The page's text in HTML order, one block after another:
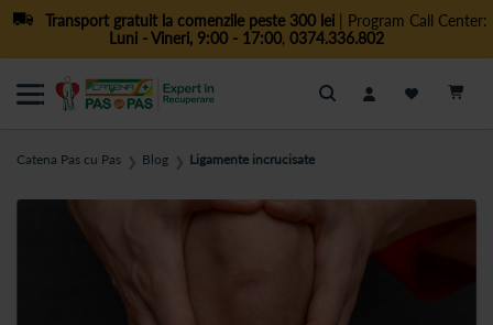
Transport gratuit la comenzile peste 300 lei| Program Call Center:
Luni - Vineri, 9:00 - 17:00, 0374.336.802
Cautare
Catena Pas cu Pas ❯ Blog ❯ Ligamente incrucisate